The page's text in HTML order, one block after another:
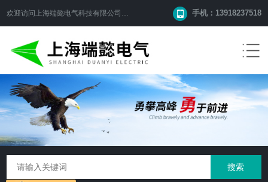
欢迎访问 上海端懿电气科技有限公司 网站！ 手机：13918237518